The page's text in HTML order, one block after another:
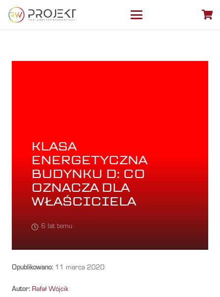
KLASA
ENERGETYCZNA
BUDYNKU D: CO
OZNACZA DLA
WŁAŚCICIELA
6 lat temu
Opublikowano: 11 marca 2020
Autor: Rafał Wójcik